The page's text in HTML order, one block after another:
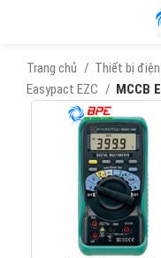
Trang chủ Thiết bị
Easypact EZC
MCCB